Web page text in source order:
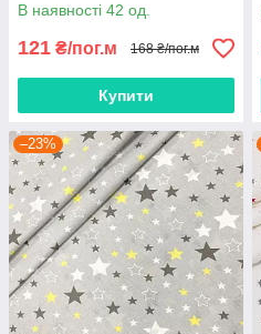
В наявності 42 од.
121 ₴/пог.м 168 ₴/пог.м
Купити
–23%